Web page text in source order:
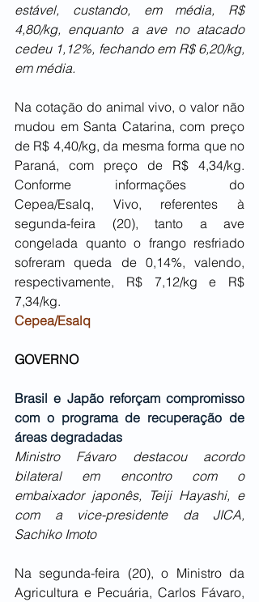
estável, custando, em média, R$
4,80/kg, enquanto a ave no atacado
cedeu 1,12%, fechando em R$ 6,20/kg,
em média.
Na cotação do animal vivo, o valor não
mudou em Santa Catarina, com preço
de R$ 4,40/kg, da mesma forma que no
Paraná, com preço de R$ 4,34/kg.
Conforme informações do
Cepea/Esalq, Vivo, referentes à
segunda-feira (20), tanto a ave
congelada quanto o frango resfriado
sofreram queda de 0,14%, valendo,
respectivamente, R$ 7,12/kg e R$
7,34/kg.
Cepea/Esalq
GOVERNO
Brasil e Japão reforçam compromisso
com o programa de recuperação de
áreas degradadas
Ministro Fávaro destacou acordo
bilateral em encontro com o
embaixador japonês, Teiji Hayashi, e
com a vice-presidente da JICA,
Sachiko Imoto
Na segunda-feira (20), o Ministro da
Agricultura e Pecuária, Carlos Fávaro,